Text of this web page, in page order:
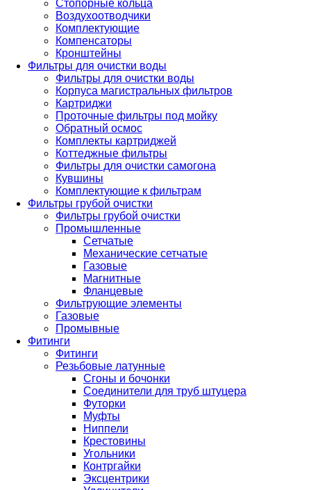
Стопорные кольца
Воздухоотводчики
Комплектующие
Компенсаторы
Кронштейны
Фильтры для очистки воды
Фильтры для очистки воды
Корпуса магистральных фильтров
Картриджи
Проточные фильтры под мойку
Обратный осмос
Комплекты картриджей
Коттеджные фильтры
Фильтры для очистки самогона
Кувшины
Комплектующие к фильтрам
Фильтры грубой очистки
Фильтры грубой очистки
Промышленные
Сетчатые
Механические сетчатые
Газовые
Магнитные
Фланцевые
Фильтрующие элементы
Газовые
Промывные
Фитинги
Фитинги
Резьбовые латунные
Сгоны и бочонки
Соединители для труб штуцера
Футорки
Муфты
Ниппели
Крестовины
Угольники
Контргайки
Эксцентрики